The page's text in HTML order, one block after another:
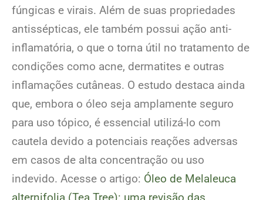
fúngicas e virais. Além de suas propriedades
antissépticas, ele também possui ação anti-
inflamatória, o que o torna útil no tratamento de
condições como acne, dermatites e outras
inflamações cutâneas. O estudo destaca ainda
que, embora o óleo seja amplamente seguro
para uso tópico, é essencial utilizá-lo com
cautela devido a potenciais reações adversas
em casos de alta concentração ou uso
indevido. Acesse o artigo: Óleo de Melaleuca